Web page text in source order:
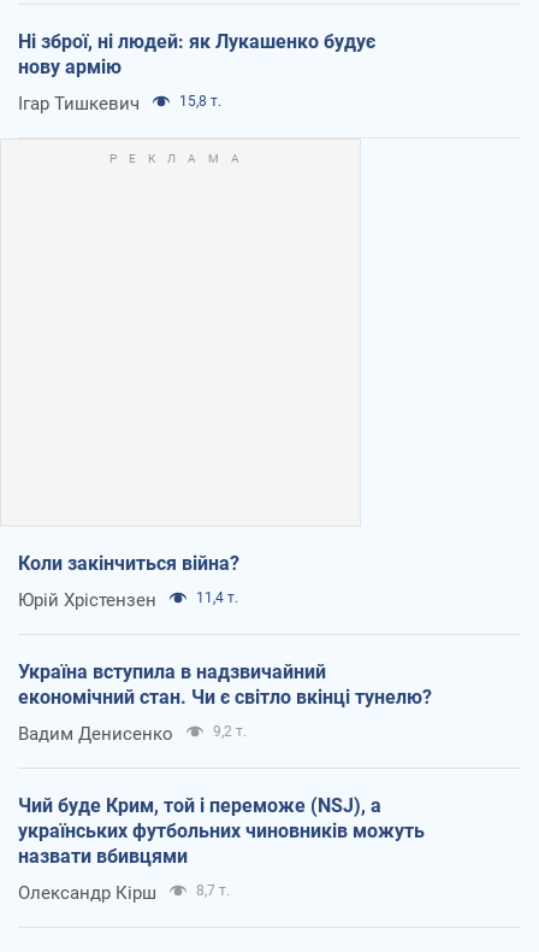
Ні зброї, ні людей: як Лукашенко будує
нову армію
Ігар Тишкевич 15,8 т.
Коли закінчиться війна?
Юрій Хрістензен 11,4 т.
Україна вступила в надзвичайний
економічний стан. Чи є світло вкінці тунелю?
Вадим Денисенко 9,2 т.
Чий буде Крим, той і переможе (NSJ), а
українських футбольних чиновників можуть
назвати вбивцями
Олександр Кірш 8,7 т.